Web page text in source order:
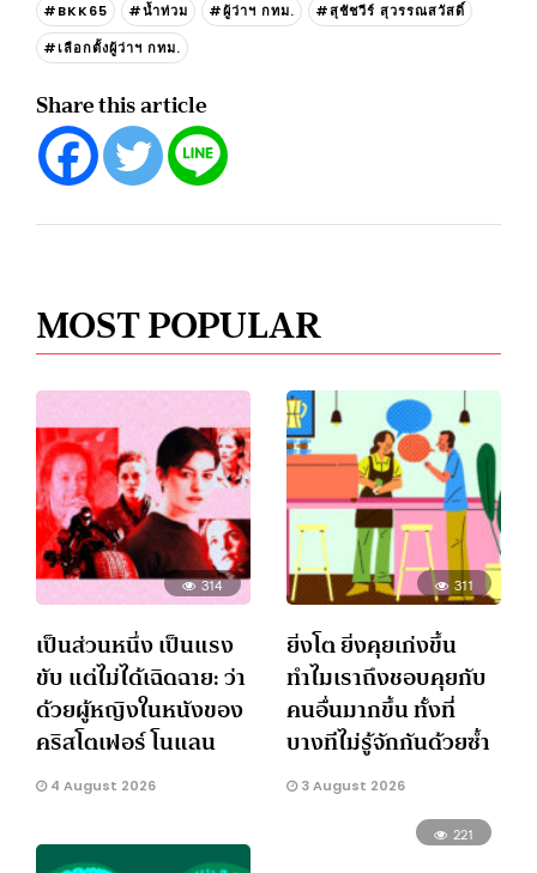
#BKK65 #น้ำท่วม #ผู้ว่าฯ กทม.
#สุชัชวีร์ สุวรรณสวัสดิ์
#เลือกตั้งผู้ว่าฯ กทม.
Share this article
MOST POPULAR
314
เป็นส่วนหนึ่ง เป็นแรง
ขับ แต่ไม่ได้เฉิดฉาย: ว่า
ด้วยผู้หญิงในหนังของ
คริสโตเฟอร์ โนแลน
4 August 2026
311
ยิ่งโต ยิ่งคุยเก่งขึ้น
ทำไมเราถึงชอบคุยกับ
คนอื่นมากขึ้น ทั้งที่
บางทีไม่รู้จักกันด้วยซ้ำ
3 August 2026
221